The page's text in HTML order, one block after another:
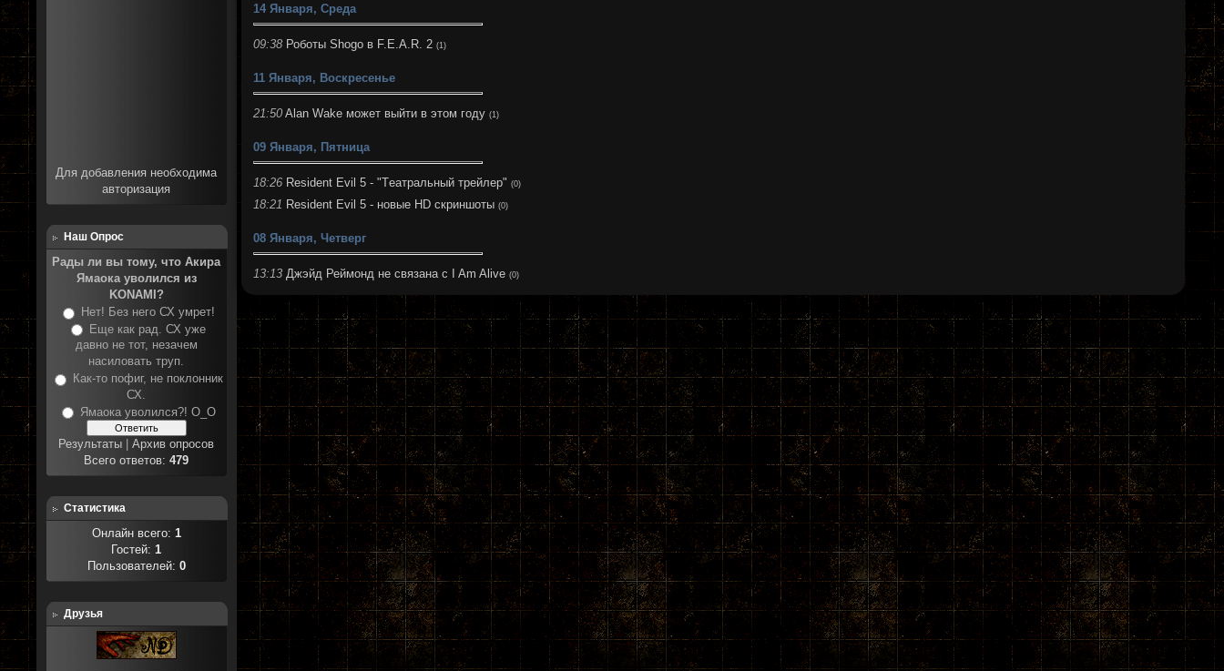
Для добавления необходима
авторизация
Наш Опрос
Рады ли вы тому, что Акира
Ямаока уволился из
KONAMI?
Нет! Без него СХ умрет!
Еще как рад. СХ уже
давно не тот, незачем
насиловать труп.
Как-то пофиг, не поклонник
СХ.
Ямаока уволился?! О_О
Результаты |Архив опросов
Всего ответов:479
Статистика
Онлайн всего: 1
Гостей:1
Пользователей: 0
Друзья
14 Января, Среда
09:38 Роботы Shogo в F.E.A.R. 2 (1)
11 Января, Воскресенье
21:50 Alan Wake может выйти в этом году (1)
09 Января, Пятница
18:26 Resident Evil 5 - "Tеатральный трейлер" (0)
18:21 Resident Evil 5 - новые HD скриншоты (0)
08 Января, Четверг
13:13 Джэйд Реймонд не связана с I Am Alive (0)